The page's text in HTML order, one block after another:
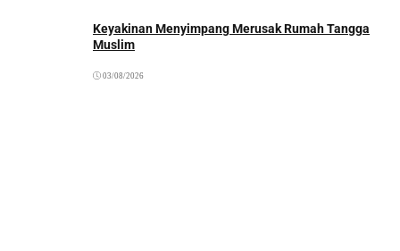
Keyakinan Menyimpang Merusak Rumah Tangga
Muslim
03/08/2026